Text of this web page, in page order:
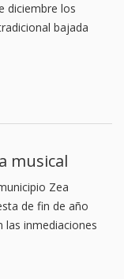
diciembre los
bajada
musical
Zea
de fin de año
las inmediaciones